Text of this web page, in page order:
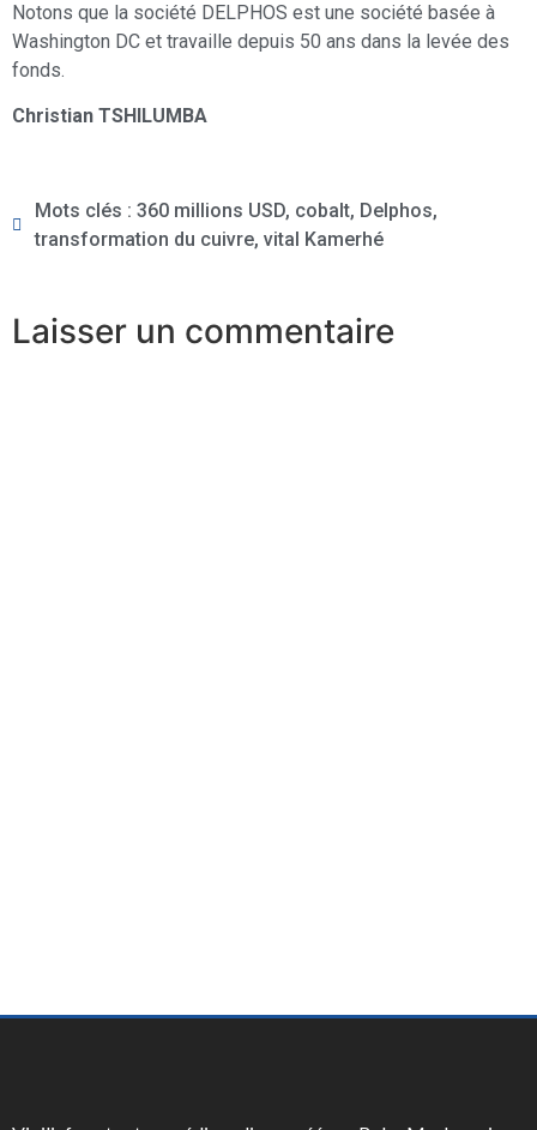
Notons que la société DELPHOS est une société basée à
Washington DC et travaille depuis 50 ans dans la levée des
fonds.
Christian TSHILUMBA
Mots clés : 360 millions USD, cobalt, Delphos,
transformation du cuivre, vital Kamerhé
Laisser un commentaire